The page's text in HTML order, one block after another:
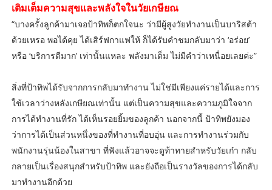
เติมเต็มความสุขและพลังใจในวัยเกษียณ
“บางครั้งลูกค้ามาเจอป้าทิพก็ตกใจนะ ว่ามีผู้สูงวัยทำงานเป็นบาริสต้า
ด้วยเหรอ พอได้คุย ได้เสิร์ฟกาแฟให้ ก็ได้รับคำชมกลับมาว่า ‘อร่อย’
หรือ ‘บริการดีมาก’ เท่านั้นแหละ พลังมาเต็ม ไม่มีคำว่าเหนื่อยเลยค่ะ”
สิ่งที่ป้าทิพได้รับจากการกลับมาทำงาน ไม่ใช่มีเพียงแค่รายได้และการ
ใช้เวลาว่างหลังเกษียณเท่านั้น แต่เป็นความสุขและความภูมิใจจาก
การได้ทำงานที่รัก ได้เห็นรอยยิ้มของลูกค้า นอกจากนี้ ป้าทิพยังมอง
ว่าการได้เป็นส่วนหนึ่งของที่ทำงานที่อบอุ่น และการทำงานร่วมกับ
พนักงานรุ่นน้องในสาขา ที่ฟังแล้วอาจจะดูท้าทายสำหรับวัยเก๋า กลับ
กลายเป็นเรื่องสนุกสำหรับป้าทิพ และยังถือเป็นรางวัลของการได้กลับ
มาทำงานอีกด้วย